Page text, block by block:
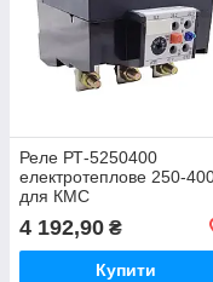
Реле РТ-5250400
електротеплове 250-
для КМС
4 192,90 ₴
Купити